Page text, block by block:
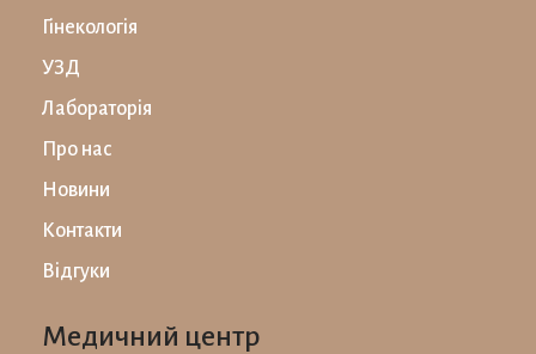
Гінекологія
УЗД
Лабораторiя
Про нас
Новини
Контакти
Відгуки
Медичний центр